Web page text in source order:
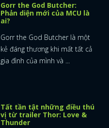
Gorr the God Butcher:
Phản diện mới của MCU là
ai?
Gorr the God Butcher là một
kẻ đáng thương khi mất tất cả
gia đình của mình và ...
Tất tần tật những điều thú
vị từ trailer Thor: Love &
Thunder